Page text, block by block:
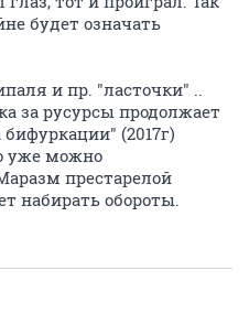
будет означать
и пр. "ласточки" ..
за русурсы продолжает
(2017г)
уже можно
престарелой
набирать обороты.